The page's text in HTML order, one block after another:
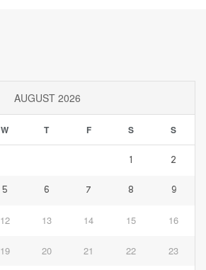
AUGUST 2026
W T F S S
1 2
5 6 7 8 9
12 13 14 15 16
19 20 21 22 23